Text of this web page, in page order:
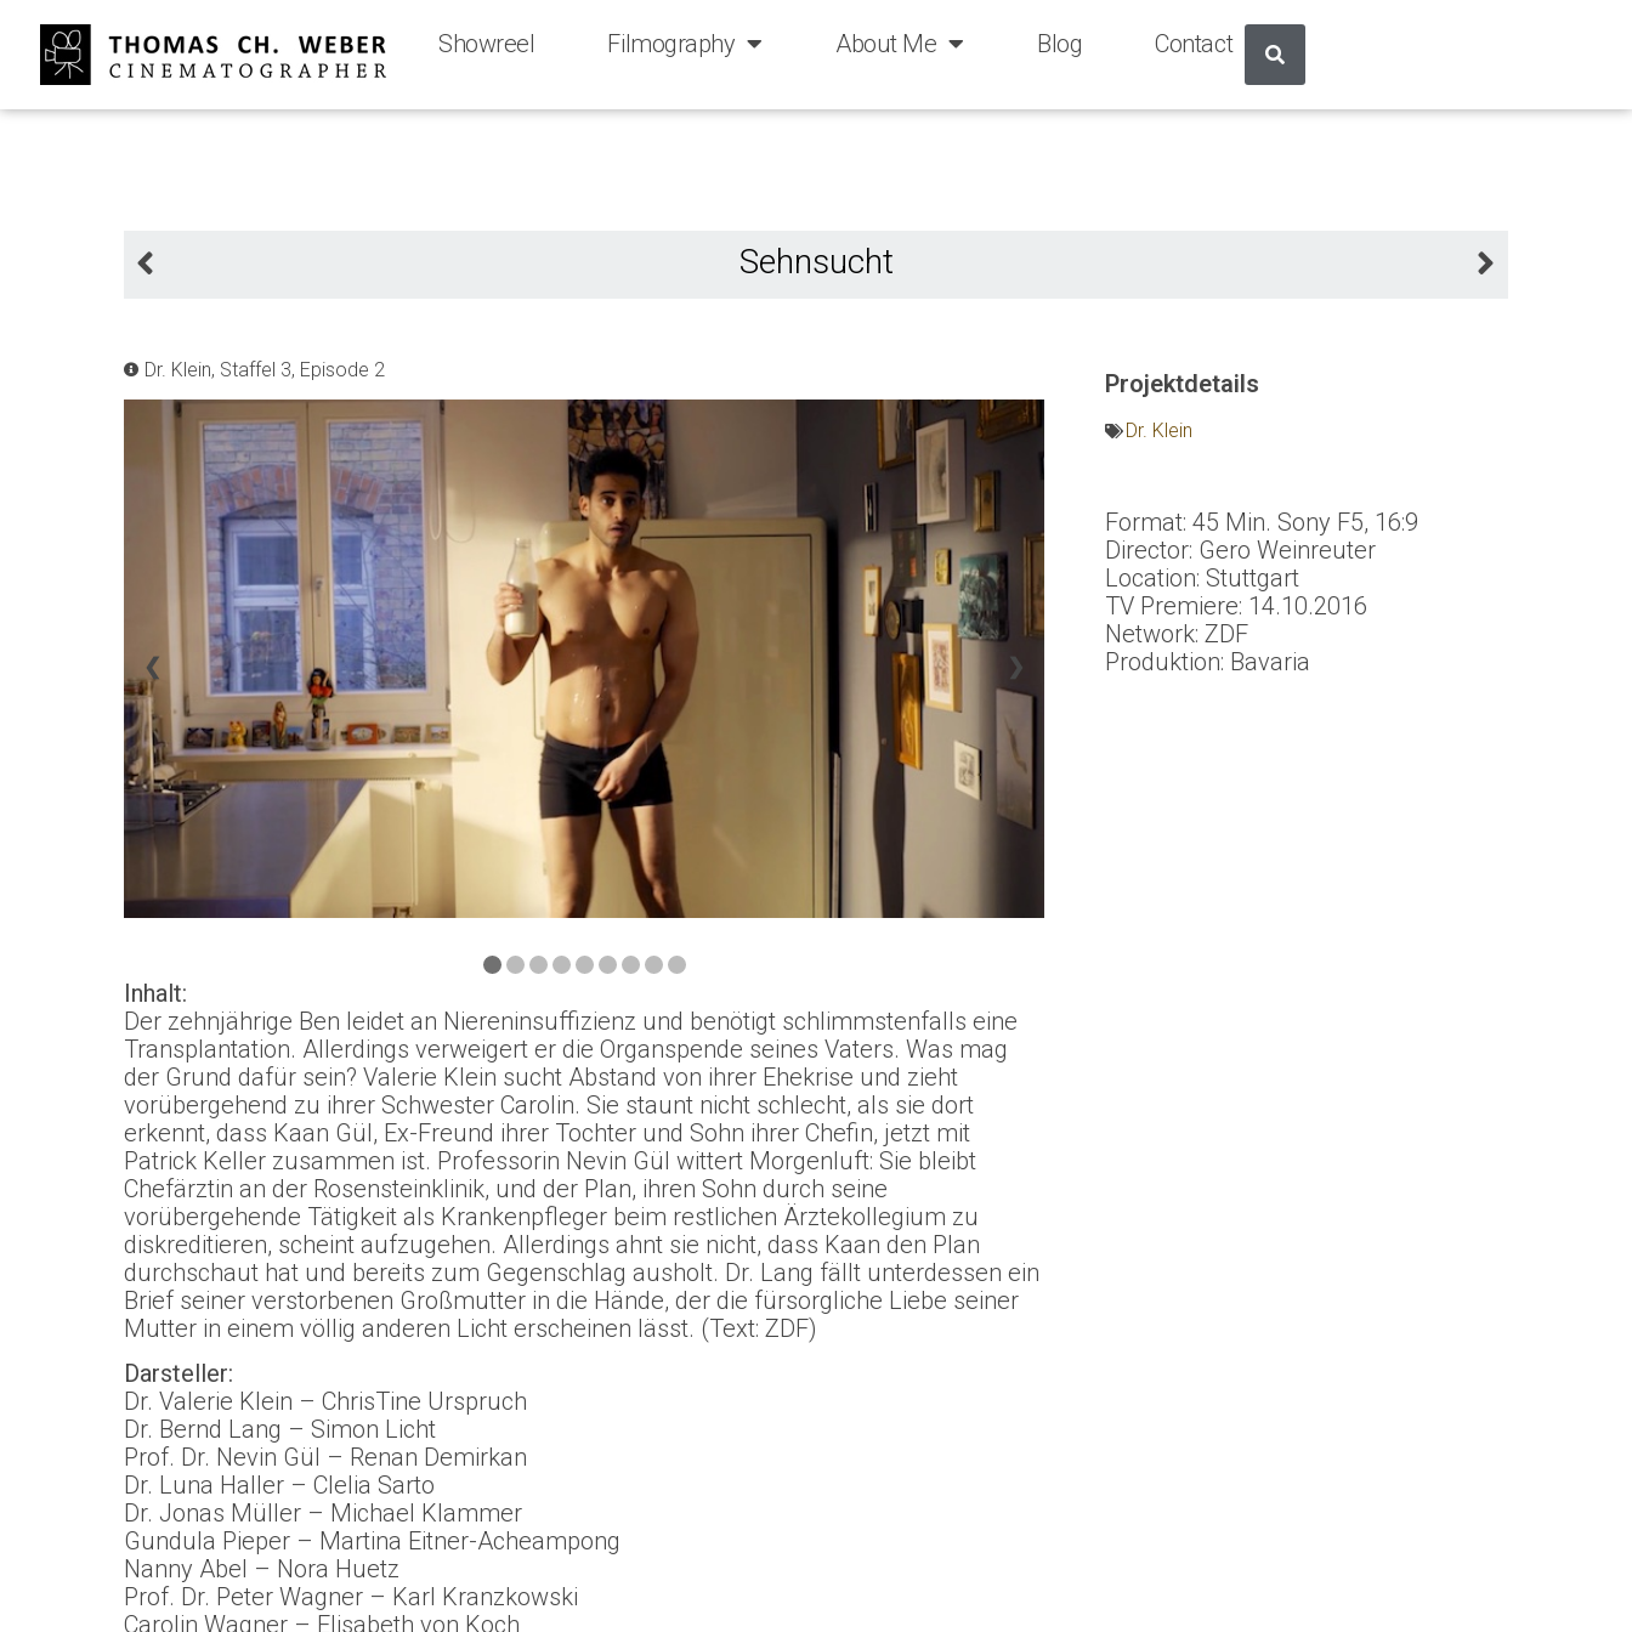
Showreel Filmography About Me Blog Contact
Sehnsucht
Dr. Klein, Staffel 3, Episode 2
❮ ❯
Inhalt:
Der zehnjährige Ben leidet an Niereninsuffizienz und benötigt schlimmstenfalls eine
Transplantation. Allerdings verweigert er die Organspende seines Vaters. Was mag
der Grund dafür sein? Valerie Klein sucht Abstand von ihrer Ehekrise und zieht
vorübergehend zu ihrer Schwester Carolin. Sie staunt nicht schlecht, als sie dort
erkennt, dass Kaan Gül, Ex-Freund ihrer Tochter und Sohn ihrer Chefin, jetzt mit
Patrick Keller zusammen ist. Professorin Nevin Gül wittert Morgenluft: Sie bleibt
Chefärztin an der Rosensteinklinik, und der Plan, ihren Sohn durch seine
vorübergehende Tätigkeit als Krankenpfleger beim restlichen Ärztekollegium zu
diskreditieren, scheint aufzugehen. Allerdings ahnt sie nicht, dass Kaan den Plan
durchschaut hat und bereits zum Gegenschlag ausholt. Dr. Lang fällt unterdessen ein
Brief seiner verstorbenen Großmutter in die Hände, der die fürsorgliche Liebe seiner
Mutter in einem völlig anderen Licht erscheinen lässt. (Text: ZDF)
Darsteller:
Dr. Valerie Klein – ChrisTine Urspruch
Dr. Bernd Lang – Simon Licht
Prof. Dr. Nevin Gül – Renan Demirkan
Dr. Luna Haller – Clelia Sarto
Dr. Jonas Müller – Michael Klammer
Gundula Pieper – Martina Eitner-Acheampong
Nanny Abel – Nora Huetz
Prof. Dr. Peter Wagner – Karl Kranzkowski
Carolin Wagner – Elisabeth von Koch
Projektdetails
Dr. Klein
Format: 45 Min. Sony F5, 16:9
Director: Gero Weinreuter
Location: Stuttgart
TV Premiere: 14.10.2016
Network: ZDF
Produktion: Bavaria